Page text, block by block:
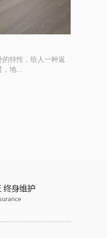
特性，给人一种返
地...